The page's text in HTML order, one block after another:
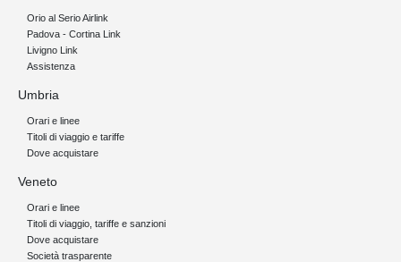
Orio al Serio Airlink
Padova - Cortina Link
Livigno Link
Assistenza
Umbria
Orari e linee
Titoli di viaggio e tariffe
Dove acquistare
Veneto
Orari e linee
Titoli di viaggio, tariffe e sanzioni
Dove acquistare
Società trasparente